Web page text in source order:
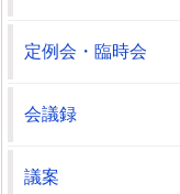
定例会・臨時会
会議録
議案